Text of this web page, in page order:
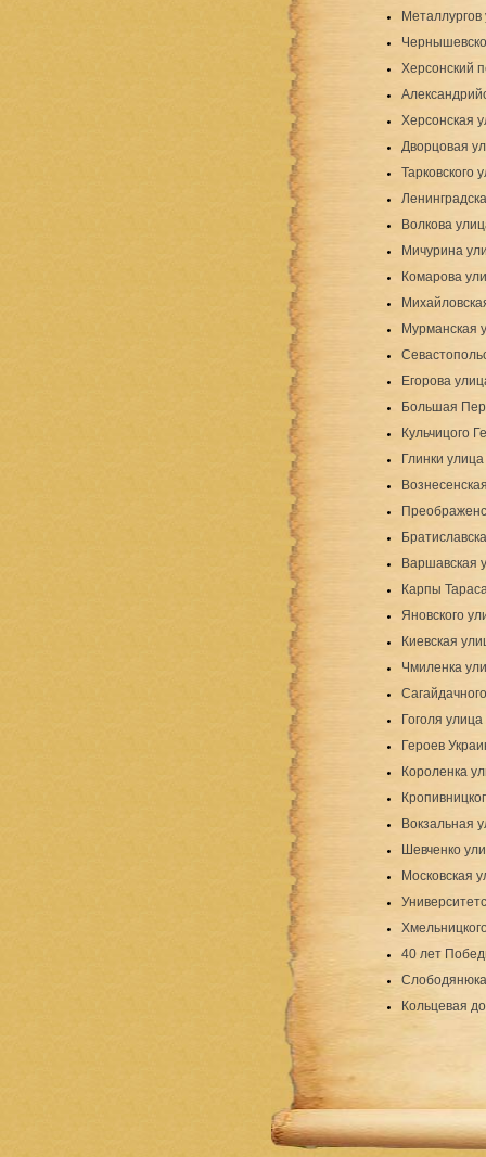
Херсонский
Херсонская
Дворцовая
Тарковского
Волкова
Мичурина
Комарова
Мурманская
Егорова
Большая
Кульчицого
Глинки улица
Варшавская
Карпы
Яновского
Киевская
Чмиленка
Гоголя улица
Героев
Короленка
Вокзальная
Шевченко
Московская
40 лет
Кольцевая